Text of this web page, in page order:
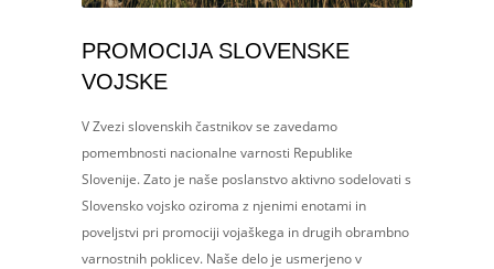
PROMOCIJA SLOVENSKE
VOJSKE
V Zvezi slovenskih častnikov se zavedamo
pomembnosti nacionalne varnosti Republike
Slovenije. Zato je naše poslanstvo aktivno sodelovati s
Slovensko vojsko oziroma z njenimi enotami in
poveljstvi pri promociji vojaškega in drugih obrambno
varnostnih poklicev. Naše delo je usmerjeno v